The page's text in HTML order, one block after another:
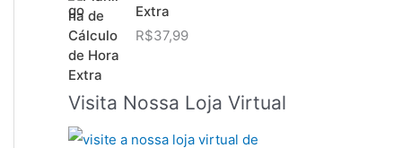
Extra
R$37,99
Visita Nossa Loja Virtual